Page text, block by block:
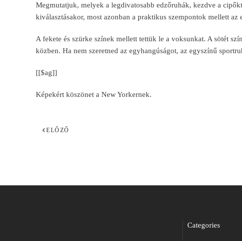
Megmutatjuk, melyek a legdivatosabb edzőruhák, kezdve a
kiválasztásakor, most azonban a praktikus szempontok mellett az
A fekete és szürke színek mellett tettük le a voksunkat. A sötét
közben. Ha nem szeretned az egyhangúságot, az egyszínű
[[$ag]]
Képekért köszönet a New Yorkernek.
ELŐZŐ
Categories